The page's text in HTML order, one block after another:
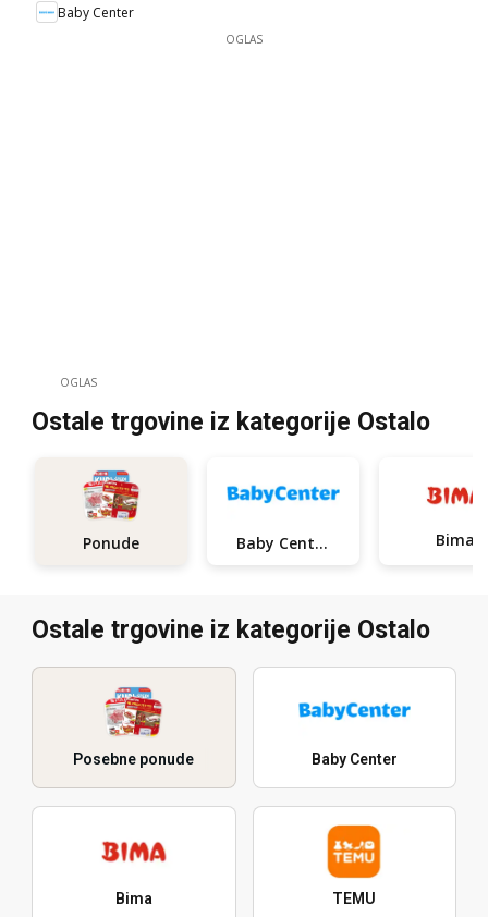
Baby Center
OGLAS
OGLAS
Ostale trgovine iz kategorije Ostalo
Ponude Baby Center Bima
Ostale trgovine iz kategorije Ostalo
Posebne ponude Baby Center
Bima TEMU